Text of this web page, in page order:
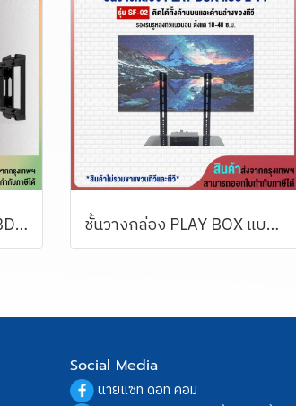
ขาแขวนลำโพงซาวด์บาร์ BDEE รุ่น SB-01 (สามารถติดกับรูด้านหลังทีวีทั้งด้านบน และด้านล่าง หรือยึดติดผนัง) ชั้นวางกล่อง PLAY BOX แบบ 2 ขา BDEE รุ่น SF-02 (สามารถติดกับรูด้านหลังทีวีทั้งด้านบน และด้านล่าง หรือยึดติดผนัง)
Social Media
นายแซท ดอท คอม